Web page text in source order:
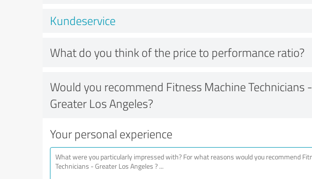
Kundeservice
What do you think of the price to performance ratio?
Would you recommend Fitness Machine Technicians -
Greater Los Angeles?
Your personal experience